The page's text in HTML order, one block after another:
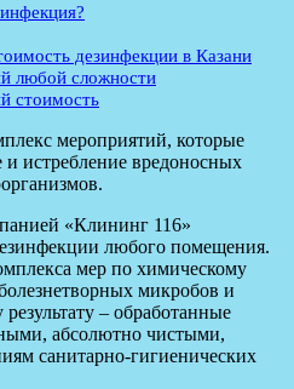
дезинфекции в Казани
любой сложности
стоимость
мероприятий, которые
истребление вредоносных
«Клининг 116»
любого помещения.
мер по химическому
микробов и
– обработанные
абсолютно чистыми,
санитарно-гигиенических